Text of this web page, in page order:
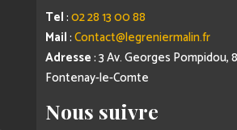
Tel:02 28 13 00 88
Mail:Contact@legreniermalin.fr
Adresse: 3 Av. Georges Pompidou,
Fontenay-le-Comte
Nous suivre